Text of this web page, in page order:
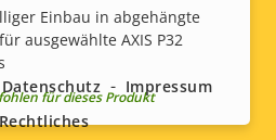
Einbau in abgehängte
ausgewählte AXIS P32
für dieses Produkt
Datenschutz
Impressum